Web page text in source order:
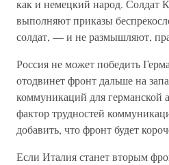
как и немецкий народ. Солдат
выполняют приказы
солдат, — и не размышляют,
Россия не может победить
отодвинет фронт дальше на
коммуникаций для германской
фактор трудностей
добавить, что фронт будет
Если Италия станет вторым